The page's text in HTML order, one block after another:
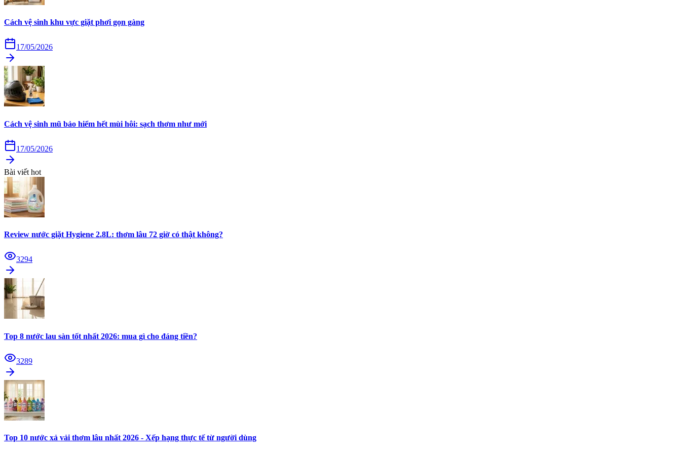
Cách vệ sinh khu vực giặt phơi gọn gàng
17/05/2026
Cách vệ sinh mũ bảo hiểm hết mùi hôi: sạch thơm như mới
17/05/2026
Bài viết hot
Review nước giặt Hygiene 2.8L: thơm lâu 72 giờ có thật không?
3294
Top 8 nước lau sàn tốt nhất 2026: mua gì cho đáng tiền?
3289
Top 10 nước xả vải thơm lâu nhất 2026 - Xếp hạng thực tế từ người dùng